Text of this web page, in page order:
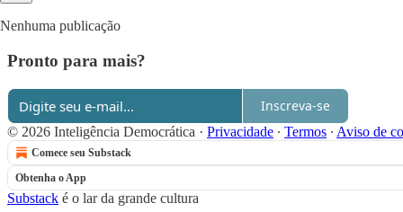
Nenhuma publicação
Pronto para mais?
Inscreva-se
© 2026 Inteligência Democrática · Privacidade ∙ Termos ∙ Aviso de
Comece seu Substack
Obtenha o App
Substack é o lar da grande cultura